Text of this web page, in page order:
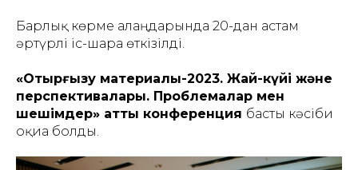
Барлық көрме алаңдарында 20-дан астам
әртүрлі іс-шара өткізілді.
«Отырғызу материалы-2023. Жай-күйі және
перспективалары. Проблемалар мен
шешімдер» атты конференция басты кәсіби
оқиға болды.